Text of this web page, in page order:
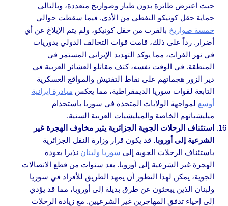
حيث اعترض طائرة بدون طيار وصواريخ متعددة، وبالتالي
حماية حقل كونيكو النفطي من الأذى. فيما سقطت حوالي
خمسة صواريخ بالقرب من حقل كونيكو، ولم يتم الإبلاغ عن أي
أضرار. رداً على ذلك، قامت قوات التحالف الدولي بدوريات
في نهر الفرات، مما يؤكد التهديد الإيراني المستمر في
المنطقة. في الوقت نفسه، كثف مقاتلو العشائر العربية في
دير الزور هجماتهم على نقاط التفتيش والمواقع العسكرية
التابعة لقوات سوريا الديمقراطية، مما يعكس مبادرة إيرانية
أوسع لمواجهة الولايات المتحدة في سوريا باستخدام
ميليشياتهم الخاصة والميليشيات العربية السنية.
استئناف الرحلات الجوية الجزائرية يثير مخاوف الهجرة غير
الشرعية إلى أوروبا. قد يكون قرار وزارة النقل الجزائرية
باستئناف الرحلات الجوية إلى سوريا ولبنان نذيرا بعودة
الهجرة غير الشرعية إلى أوروبا. بعد سنوات من قطع الاتصالات
الجوية، يمكن لهذا التطور أن يمهد الطريق للأفراد في سوريا
ولبنان الذين يبحثون عن طرق بديلة إلى أوروبا، مما قد يؤدي
إلى إحياء تدفق المهاجرين غير الشرعيين. مع زيادة الرحلات